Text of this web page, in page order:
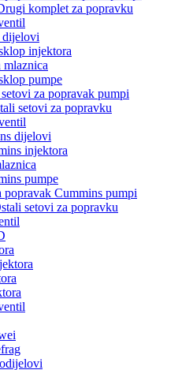
komplet za popravku
dijelovi
injektora
mlaznica
pumpe
za popravak pumpi
setovi za popravku
dijelovi
injektora
pumpe
popravak Cummins pumpi
setovi za popravku